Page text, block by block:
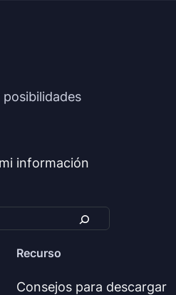
información
Recurso
Consejos para descargar